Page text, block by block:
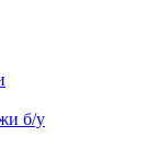
б/у